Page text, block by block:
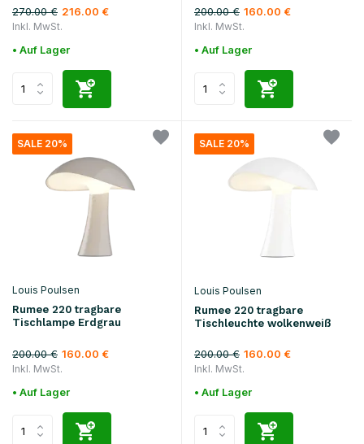
270.00 € 216.00 €
Inkl. MwSt.
• Auf Lager
200.00 € 160.00 €
Inkl. MwSt.
• Auf Lager
SALE 20%
Louis Poulsen
Rumee 220 tragbare
Tischlampe Erdgrau
200.00 € 160.00 €
Inkl. MwSt.
• Auf Lager
SALE 20%
Louis Poulsen
Rumee 220 tragbare
Tischleuchte wolkenweiß
200.00 € 160.00 €
Inkl. MwSt.
• Auf Lager